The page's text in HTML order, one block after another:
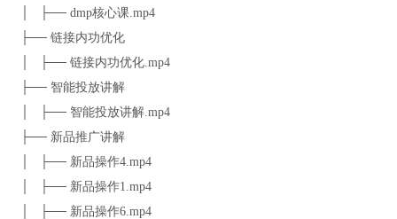
│ ├── dmp核心课.mp4
├── 链接内功优化
│ ├── 链接内功优化.mp4
├── 智能投放讲解
│ ├── 智能投放讲解.mp4
├── 新品推广讲解
│ ├── 新品操作4.mp4
│ ├── 新品操作1.mp4
│ ├── 新品操作6.mp4